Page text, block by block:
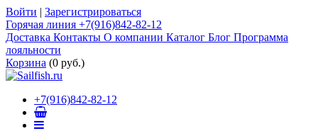
Войти | Зарегистрироваться
Горячая линия +7(916)842-82-12
Доставка Контакты О компании Каталог Блог Программа
лояльности
Корзина (0 руб.)
+7(916)842-82-12